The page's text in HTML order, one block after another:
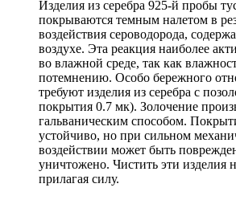
Изделия из серебра 925-й пробы
покрываются темным налетом в
воздействия сероводорода,
воздухе. Эта реакция наиболее
во влажной среде, так как
потемнению. Особо бережного
требуют изделия из серебра с
покрытия 0.7 мк). Золочение
гальваническим способом.
устойчиво, но при сильном
воздействии может быть
уничтожено. Чистить эти изделия
прилагая силу.